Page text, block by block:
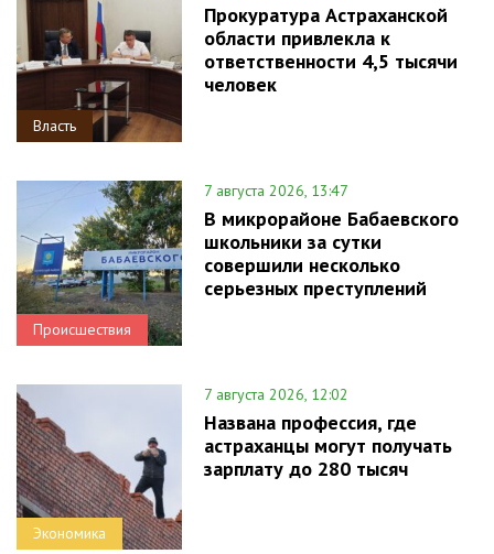
Власть
Прокуратура Астраханской
области привлекла к
ответственности 4,5 тысячи
человек
Происшествия
7 августа 2026, 13:47
В микрорайоне Бабаевского
школьники за сутки
совершили несколько
серьезных преступлений
Экономика
7 августа 2026, 12:02
Названа профессия, где
астраханцы могут получать
зарплату до 280 тысяч